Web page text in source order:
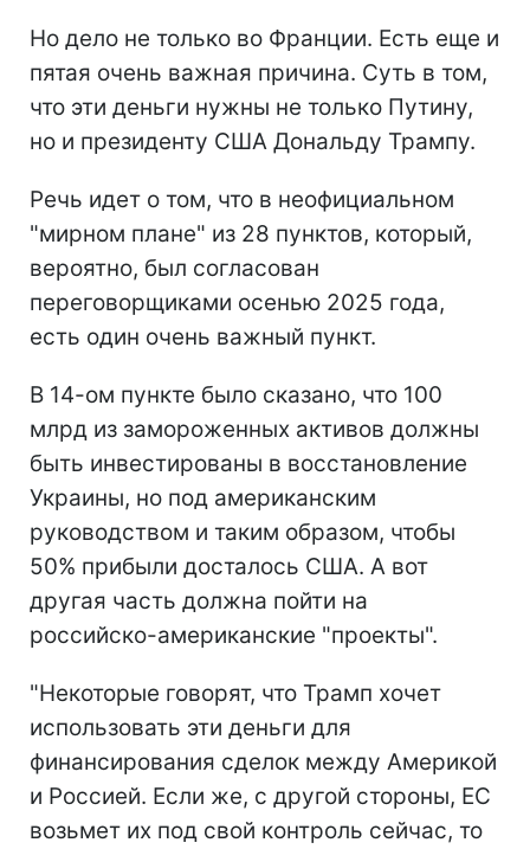
Но дело не только во Франции. Есть еще и
пятая очень важная причина. Суть в том,
что эти деньги нужны не только Путину,
но и президенту США Дональду Трампу.
Речь идет о том, что в неофициальном
"мирном плане" из 28 пунктов, который,
вероятно, был согласован
переговорщиками осенью 2025 года,
есть один очень важный пункт.
В 14-ом пункте было сказано, что 100
млрд из замороженных активов должны
быть инвестированы в восстановление
Украины, но под американским
руководством и таким образом, чтобы
50% прибыли досталось США. А вот
другая часть должна пойти на
российско-американские "проекты".
"Некоторые говорят, что Трамп хочет
использовать эти деньги для
финансирования сделок между Америкой
и Россией. Если же, с другой стороны, ЕС
возьмет их под свой контроль сейчас, то